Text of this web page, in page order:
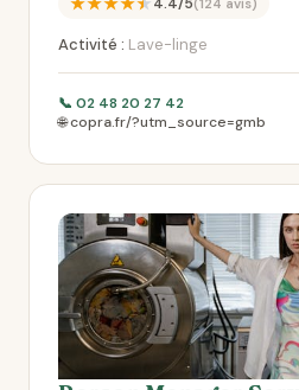
(124 avis)
Activité : Lave-linge
📞 02 48 20 27 42
🌐 copra.fr/?utm_source=gmb